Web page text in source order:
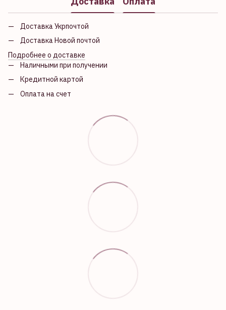
Доставка Укрпочтой
Доставка Новой почтой
Подробнее о доставке
Наличными при получении
Кредитной картой
Оплата на счет